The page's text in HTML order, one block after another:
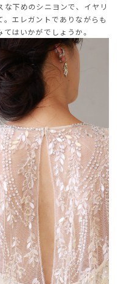
下めのシニヨンで、イヤリ
エレガントでありながらも
はいかがでしょうか。